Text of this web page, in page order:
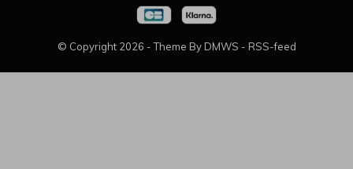
© Copyright 2026 - Theme By DMWS - RSS-feed